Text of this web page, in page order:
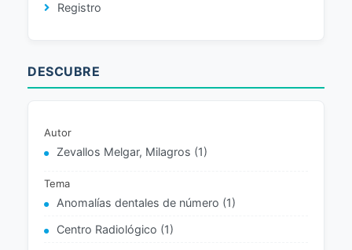
Registro
DESCUBRE
Autor
Zevallos Melgar, Milagros (1)
Tema
Anomalías dentales de número (1)
Centro Radiológico (1)